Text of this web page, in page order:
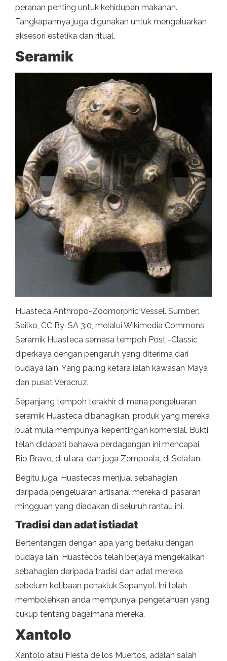
peranan penting untuk kehidupan makanan.
Tangkapannya juga digunakan untuk mengeluarkan
aksesori estetika dan ritual.
Seramik
Huasteca Anthropo-Zoomorphic Vessel. Sumber:
Sailko, CC By-SA 3.0, melalui Wikimedia Commons
Seramik Huasteca semasa tempoh Post -Classic
diperkaya dengan pengaruh yang diterima dari
budaya lain. Yang paling ketara ialah kawasan Maya
dan pusat Veracruz.
Sepanjang tempoh terakhir di mana pengeluaran
seramik Huasteca dibahagikan, produk yang mereka
buat mula mempunyai kepentingan komersial. Bukti
telah didapati bahawa perdagangan ini mencapai
Rio Bravo, di utara, dan juga Zempoala, di Selatan.
Begitu juga, Huastecas menjual sebahagian
daripada pengeluaran artisanal mereka di pasaran
mingguan yang diadakan di seluruh rantau ini.
Tradisi dan adat istiadat
Bertentangan dengan apa yang berlaku dengan
budaya lain, Huastecos telah berjaya mengekalkan
sebahagian daripada tradisi dan adat mereka
sebelum ketibaan penakluk Sepanyol. Ini telah
membolehkan anda mempunyai pengetahuan yang
cukup tentang bagaimana mereka.
Xantolo
Xantolo atau Fiesta de los Muertos, adalah salah